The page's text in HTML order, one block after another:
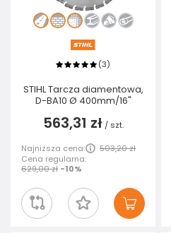
(3)
STIHL Tarcza diamentowa,
D-BA10 Ø 400mm/16"
563,31 zł / szt.
Najniższa cena:
503,20 zł
Cena regularna:
629,00 zł -10%